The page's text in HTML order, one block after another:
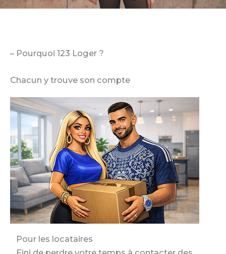
– Pourquoi 123 Loger ?
Chacun y trouve son compte
Pour les locataires